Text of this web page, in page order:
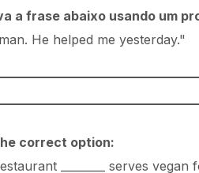
a frase abaixo usando um
He helped me yesterday."
correct option:
________ serves vegan